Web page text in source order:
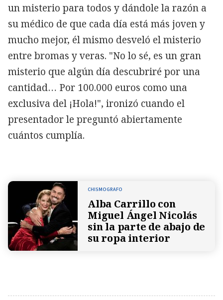
un misterio para todos y dándole la razón a
su médico de que cada día está más joven y
mucho mejor, él mismo desveló el misterio
entre bromas y veras. "No lo sé, es un gran
misterio que algún día descubriré por una
cantidad… Por 100.000 euros como una
exclusiva del ¡Hola!", ironizó cuando el
presentadorle preguntó abiertamente
cuántos cumplía.
CHISMOGRAFO
Alba Carrillo con
Miguel Ángel Nicolás
sin la parte de abajo de
su ropa interior